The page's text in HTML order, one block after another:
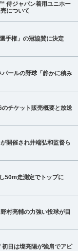
侍ジャパン着用ユニホー
について
手権」の冠協賛に決定
ールの野球「静かに積み
チケット販売概要と放送
開催され井端弘和監督ら
50m走測定でトップに
村亮輔の力強い投球が目
日は境亮陽が強肩でアピ